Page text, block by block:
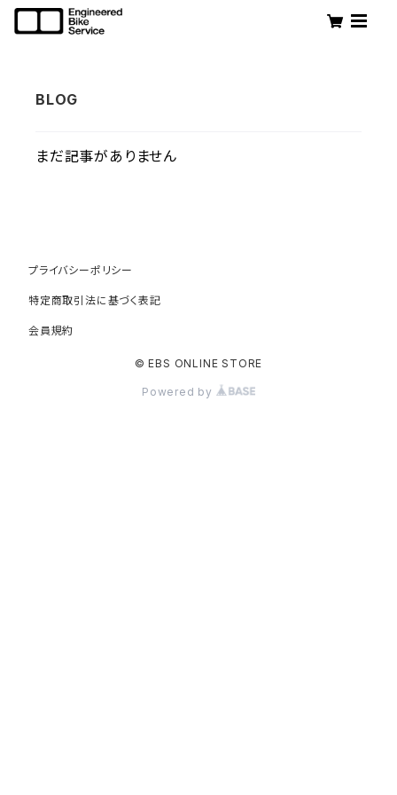
まだ記事がありません
プライバシーポリシー
特定商取引法に基づく表記
会員規約
© EBS ONLINE STORE
Powered by